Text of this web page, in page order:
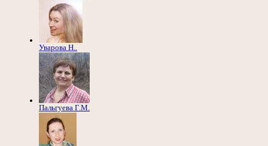
Уварова Н..
Пальгуева Г.М.